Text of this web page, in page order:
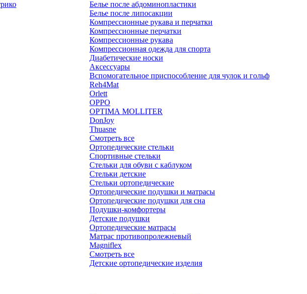
Белье после абдоминопластики
Белье после липосакции
Компрессионные рукава и перчатки
Компрессионные перчатки
Компрессионные рукава
Компрессионная одежда для спорта
Диабетические носки
Аксессуары
Вспомогательное приспособление для чулок и гольф
Reh4Mat
Orlett
OPPO
OPTIMA MOLLITER
DonJoy
Thuasne
Смотреть все
Ортопедические стельки
Спортивные стельки
Стельки для обуви с каблуком
Стельки детские
Стельки ортопедические
Ортопедические подушки и матрасы
Ортопедические подушки для сна
Подушки-комфортеры
Детские подушки
Ортопедические матрасы
Матрас противопролежневый
Magniflex
Смотреть все
Детские ортопедические изделия